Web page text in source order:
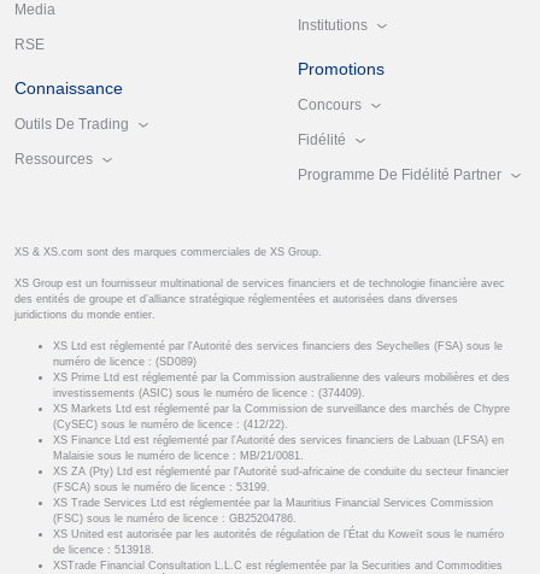
Media
RSE
Connaissance
Outils De Trading
Ressources
Institutions
Promotions
Concours
Fidélité
Programme De Fidélité Partner
XS & XS.com sont des marques commerciales de XS Group.
XS Group est un fournisseur multinational de services financiers et de technologie financière avec
des entités de groupe et d’alliance stratégique réglementées et autorisées dans diverses
juridictions du monde entier.
XS Ltd est réglementé par l'Autorité des services financiers des Seychelles (FSA) sous le
numéro de licence : (SD089)
XS Prime Ltd est réglementé par la Commission australienne des valeurs mobilières et des
investissements (ASIC) sous le numéro de licence : (374409).
XS Markets Ltd est réglementé par la Commission de surveillance des marchés de Chypre
(CySEC) sous le numéro de licence : (412/22).
XS Finance Ltd est réglementé par l'Autorité des services financiers de Labuan (LFSA) en
Malaisie sous le numéro de licence : MB/21/0081.
XS ZA (Pty) Ltd est réglementé par l'Autorité sud-africaine de conduite du secteur financier
(FSCA) sous le numéro de licence : 53199.
XS Trade Services Ltd est réglementée par la Mauritius Financial Services Commission
(FSC) sous le numéro de licence : GB25204786.
XS United est autorisée par les autorités de régulation de l’État du Koweït sous le numéro
de licence : 513918.
XSTrade Financial Consultation L.L.C est réglementée par la Securities and Commodities